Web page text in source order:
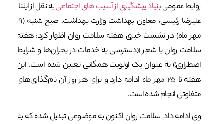
روابط عمومیبنیاد پیشگیری از آسیب های اجتماعیبه نقل از ایلنا،
علیرضا رئیسی، معاون بهداشت وزارت بهداشت، صبح شنبه (۱۹
مهر ماه) در نشست خبری هفته سلامت روان اظهار کرد: هفته
سلامت روان با شعار «دسترسی به خدمات در بحران‌ها و شرایط
اضطراری» به عنوان یک اولویت همگانی تعیین شده است. این
هفته تا ۲۵ مهر ماه ادامه دارد و برای هر روز آن نام‌گذاری‌های
متفاوتی انجام شده است.
وی ادامه داد: سلامت روان اکنون به موضوعی تبدیل شده که به